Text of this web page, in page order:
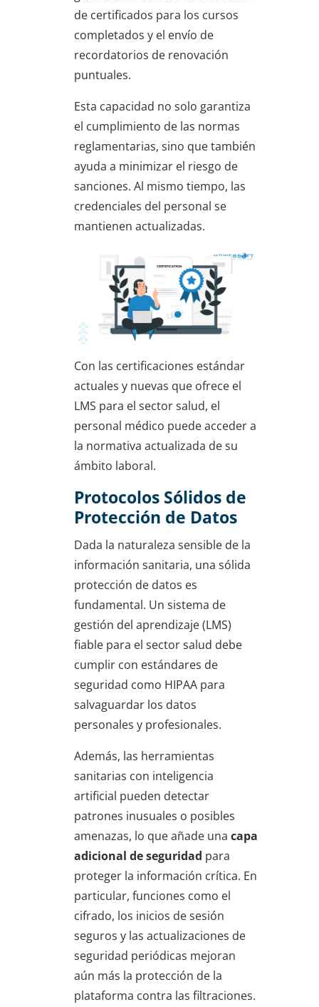
de certificados para los cursos
completados y el envío de
recordatorios de renovación
puntuales.
Esta capacidad no solo garantiza
el cumplimiento de las normas
reglamentarias, sino que también
ayuda a minimizar el riesgo de
sanciones. Al mismo tiempo, las
credenciales del personal se
mantienen actualizadas.
Con las certificaciones estándar
actuales y nuevas que ofrece el
LMS para el sector salud, el
personal médico puede acceder a
la normativa actualizada de su
ámbito laboral.
Protocolos Sólidos de
Protección de Datos
Dada la naturaleza sensible de la
información sanitaria, una sólida
protección de datos es
fundamental. Un sistema de
gestión del aprendizaje (LMS)
fiable para el sector salud debe
cumplir con estándares de
seguridad como HIPAA para
salvaguardar los datos
personales y profesionales.
Además, las herramientas
sanitarias con inteligencia
artificial pueden detectar
patrones inusuales o posibles
amenazas, lo que añade una capa
adicional de seguridad para
proteger la información crítica. En
particular, funciones como el
cifrado, los inicios de sesión
seguros y las actualizaciones de
seguridad periódicas mejoran
aún más la protección de la
plataforma contra las filtraciones.